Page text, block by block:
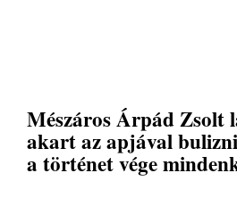
Mészáros Árpád Zsolt
akart az apjával
a történet vége